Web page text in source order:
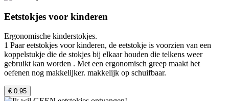
Eetstokjes voor kinderen
Ergonomische kinderstokjes.
1 Paar eetstokjes voor kinderen, de eetstokje is voorzien van een
koppelstukje die de stokjes bij elkaar houden die telkens weer
gebruikt kan worden . Met een ergonomisch greep maakt het
oefenen nog makkelijker. makkelijk op schuifbaar.
€ 0.95